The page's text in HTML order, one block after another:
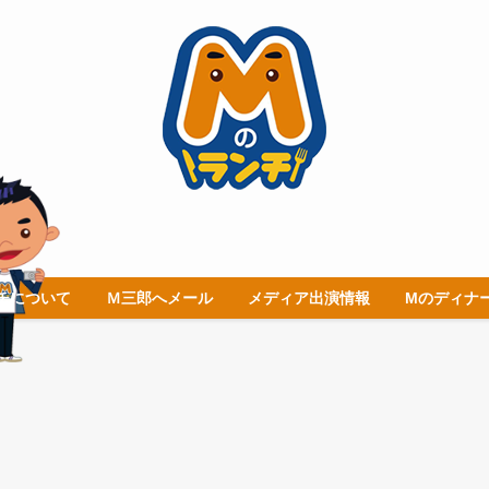
について Ｍ三郎へメール メディア出演情報 Mのディナ